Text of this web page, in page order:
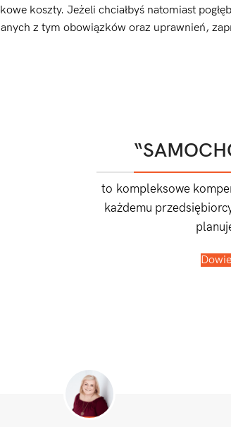
koszty. Jeżeli chciałbyś natomiast
z tym obowiązków oraz uprawnień,
to kompleksowe
każdemu